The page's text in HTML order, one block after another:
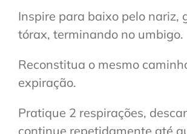
Inspire para baixo pelo nariz,
tórax, terminando no umbigo.
Reconstitua o mesmo
expiração.
Pratique 2 respirações,
continue repetidamente até